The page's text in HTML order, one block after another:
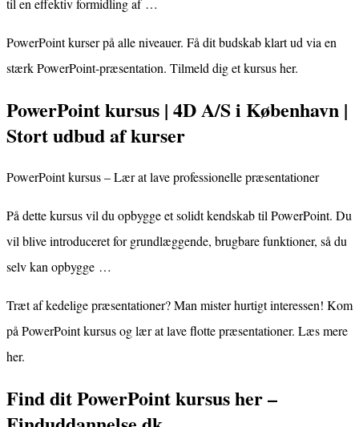
til en effektiv formidling af …
PowerPoint kurser på alle niveauer. Få dit budskab klart ud via en
stærk PowerPoint-præsentation. Tilmeld dig et kursus her.
PowerPoint kursus | 4D A/S i København |
Stort udbud af kurser
PowerPoint kursus – Lær at lave professionelle præsentationer
På dette kursus vil du opbygge et solidt kendskab til PowerPoint. Du
vil blive introduceret for grundlæggende, brugbare funktioner, så du
selv kan opbygge …
Træt af kedelige præsentationer? Man mister hurtigt interessen! Kom
på PowerPoint kursus og lær at lave flotte præsentationer. Læs mere
her.
Find dit PowerPoint kursus her –